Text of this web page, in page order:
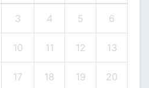
3 4 5 6
10 11 12 13
17 18 19 20